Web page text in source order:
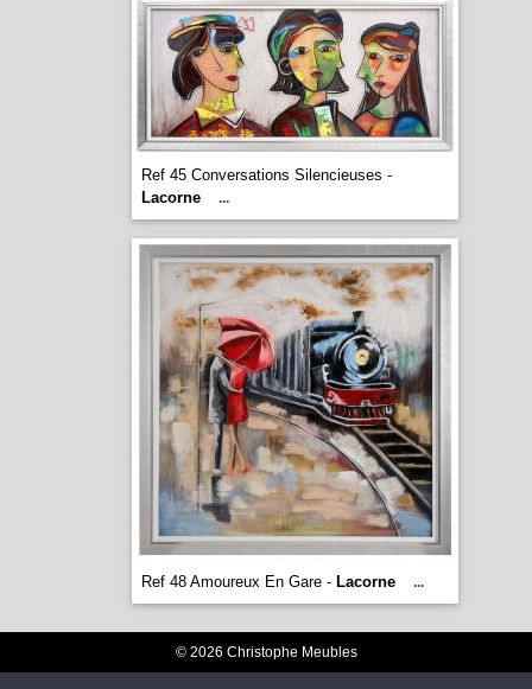
Ref 45 Conversations Silencieuses -
Lacorne
...
Ref 48 Amoureux En Gare - Lacorne ...
© 2026 Christophe Meubles